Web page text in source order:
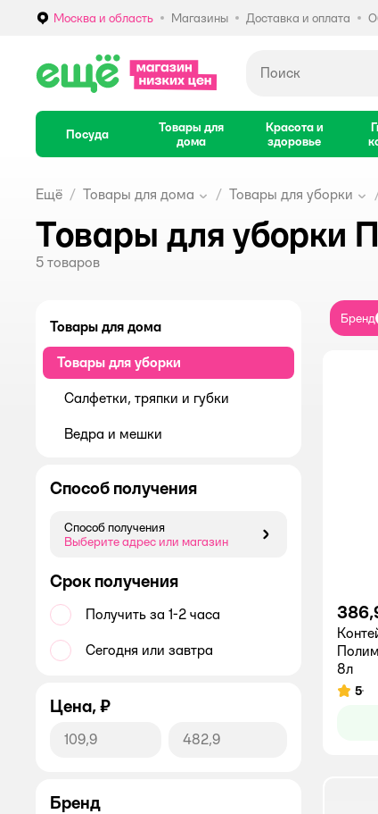
Выбор адреса доставки.
Москва и область Магазины Доставка и оплата
Посуда
Товары для
дома
Красота и
здоровье
Ещё Товары для дома Товары для уборки
Товары для уборки
5 товаров
Бренд
8л
5
Товары для дома
Товары для уборки
Салфетки, тряпки и губки
Ведра и мешки
Способ получения
Способ получения
Выберите адрес или магазин
Способ получения
Срок получения
Получить за 1-2 часа
Сегодня или завтра
Цена, ₽
Бренд